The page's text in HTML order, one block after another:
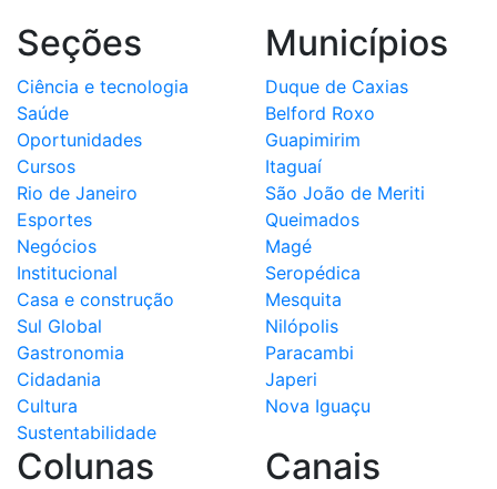
Seções
Ciência e tecnologia
Saúde
Oportunidades
Cursos
Rio de Janeiro
Esportes
Negócios
Institucional
Casa e construção
Sul Global
Gastronomia
Cidadania
Cultura
Sustentabilidade
Municípios
Duque de Caxias
Belford Roxo
Guapimirim
Itaguaí
São João de Meriti
Queimados
Magé
Seropédica
Mesquita
Nilópolis
Paracambi
Japeri
Nova Iguaçu
Colunas Canais